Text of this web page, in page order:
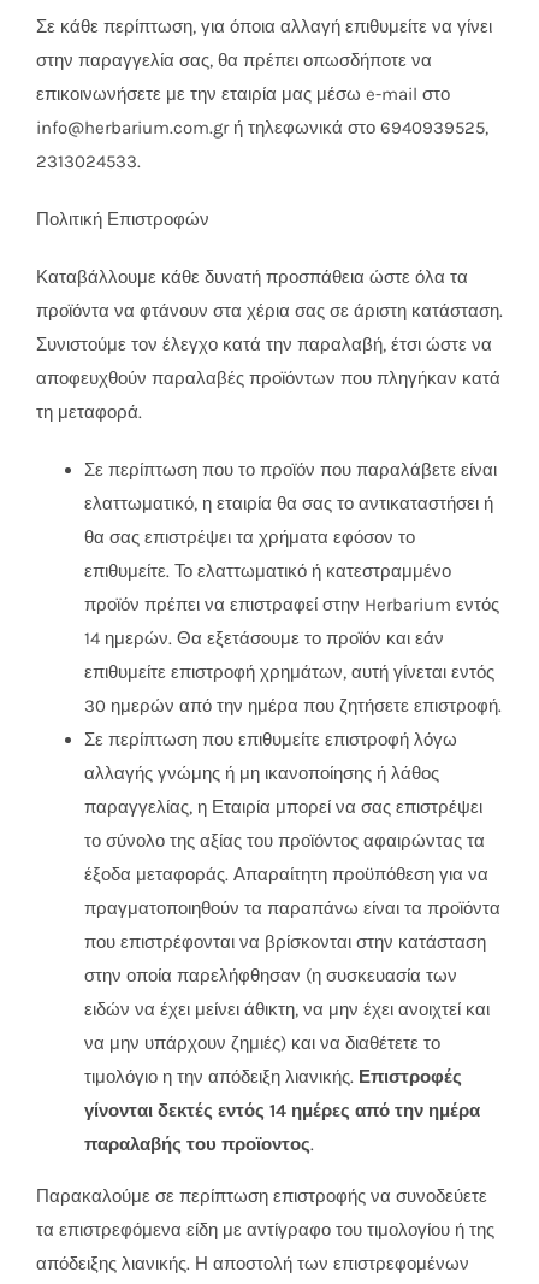
Σε κάθε περίπτωση, για όποια αλλαγή επιθυμείτε να γίνει
στην παραγγελία σας, θα πρέπει οπωσδήποτε να
επικοινωνήσετε με την εταιρία μας μέσω e-mail στο
info@herbarium.com.gr ή τηλεφωνικά στο 6940939525,
2313024533.
Πολιτική Επιστροφών
Καταβάλλουμε κάθε δυνατή προσπάθεια ώστε όλα τα
προϊόντα να φτάνουν στα χέρια σας σε άριστη κατάσταση.
Συνιστούμε τον έλεγχο κατά την παραλαβή, έτσι ώστε να
αποφευχθούν παραλαβές προϊόντων που πληγήκαν κατά
τη μεταφορά.
Σε περίπτωση που το προϊόν που παραλάβετε είναι
ελαττωματικό, η εταιρία θα σας το αντικαταστήσει ή
θα σας επιστρέψει τα χρήματα εφόσον το
επιθυμείτε. Το ελαττωματικό ή κατεστραμμένο
προϊόν πρέπει να επιστραφεί στην Herbarium εντός
14 ημερών. Θα εξετάσουμε το προϊόν και εάν
επιθυμείτε επιστροφή χρημάτων, αυτή γίνεται εντός
30 ημερών από την ημέρα που ζητήσετε επιστροφή.
Σε περίπτωση που επιθυμείτε επιστροφή λόγω
αλλαγής γνώμης ή μη ικανοποίησης ή λάθος
παραγγελίας, η Εταιρία μπορεί να σας επιστρέψει
το σύνολο της αξίας του προϊόντος αφαιρώντας τα
έξοδα μεταφοράς. Απαραίτητη προϋπόθεση για να
πραγματοποιηθούν τα παραπάνω είναι τα προϊόντα
που επιστρέφονται να βρίσκονται στην κατάσταση
στην οποία παρελήφθησαν (η συσκευασία των
ειδών να έχει μείνει άθικτη, να μην έχει ανοιχτεί και
να μην υπάρχουν ζημιές) και να διαθέτετε το
τιμολόγιο η την απόδειξη λιανικής.Επιστροφές
γίνονται δεκτές εντός 14 ημέρες από την ημέρα
παραλαβής του προϊοντος.
Παρακαλούμε σε περίπτωση επιστροφής να συνοδεύετε
τα επιστρεφόμενα είδη με αντίγραφο του τιμολογίου ή της
απόδειξης λιανικής. Η αποστολή των επιστρεφομένων